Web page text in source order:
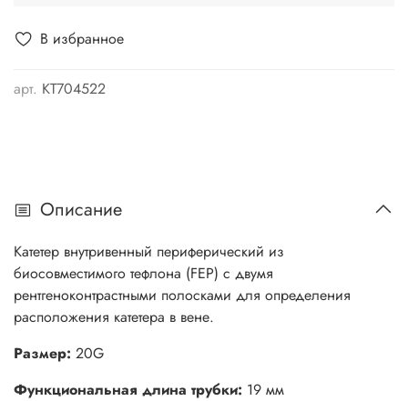
В избранное
арт. КТ704522
Описание
Катетер внутривенный периферический из
биосовместимого тефлона (FEP) с двумя
рентгеноконтрастными полосками для определения
расположения катетера в вене.
Размер: 20G
Функциональная длина трубки: 19 мм